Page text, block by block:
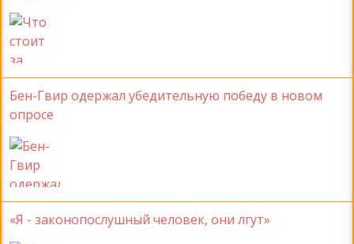
Бен-Гвир одержал убедительную победу в новом
опросе
«Я - законопослушный человек, они лгут»